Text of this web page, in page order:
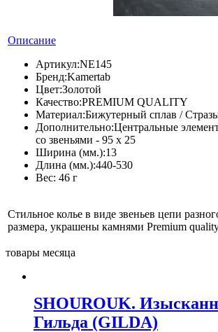
Описание
Артикул:NE145
Бренд:Kamertab
Цвет:Золотой
Качество:PREMIUM QUALITY
Материал:Бижутерный сплав /
Дополнительно:Центральные
со звеньями - 95 х 25
Ширина (мм.):13
Длина (мм.):440-530
Вес: 46 г
Стильное колье в виде звеньев цепи
размера, украшены камнями Premium
товары месяца
SHOUROUK.
Гильда (GILDA)